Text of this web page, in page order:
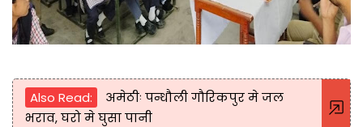
Also Read:
अमेठीः पन्धौली गौरिकपुर मे जल
भराव, घरो मे घुसा पानी